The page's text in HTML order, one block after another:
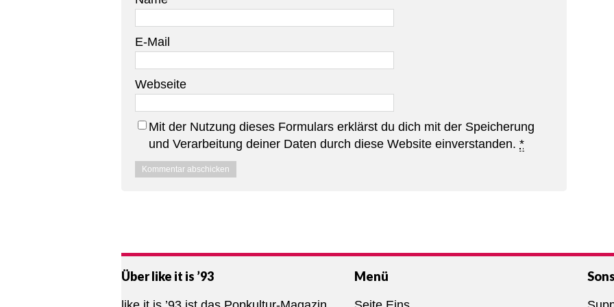
E-Mail
Webseite
Mit der Nutzung dieses Formulars erklärst du dich mit der Speicherung
und Verarbeitung deiner Daten durch diese Website einverstanden. *
Über like it is ’93 Menü